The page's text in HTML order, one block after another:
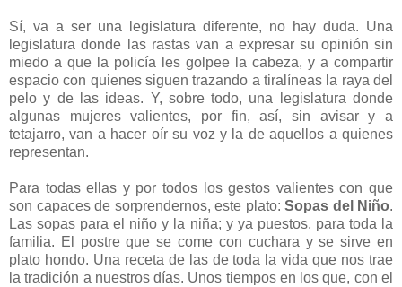
Sí, va a ser una legislatura diferente, no hay duda. Una
legislatura donde las rastas van a expresar su opinión sin
miedo a que la policía les golpee la cabeza, y a compartir
espacio con quienes siguen trazando a tiralíneas la raya del
pelo y de las ideas. Y, sobre todo, una legislatura donde
algunas mujeres valientes, por fin, así, sin avisar y a
tetajarro, van a hacer oír su voz y la de aquellos a quienes
representan.
Para todas ellas y por todos los gestos valientes con que
son capaces de sorprendernos, este plato: Sopas del Niño.
Las sopas para el niño y la niña; y ya puestos, para toda la
familia. El postre que se come con cuchara y se sirve en
plato hondo. Una receta de las de toda la vida que nos trae
la tradición a nuestros días. Unos tiempos en los que, con el